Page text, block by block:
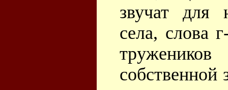
звучат для
села, слова